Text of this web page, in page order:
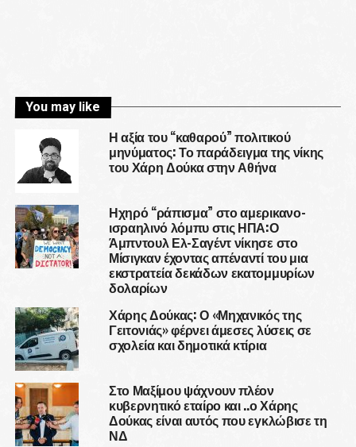
You may like
Η αξία του “καθαρού” πολιτικού
μηνύματος: Το παράδειγμα της νίκης
του Χάρη Δούκα στην Αθήνα
Ηχηρό “ράπισμα” στο αμερικανο-
ισραηλινό λόμπυ στις ΗΠΑ:Ο
Άμπντουλ Ελ-Σαγέντ νίκησε στο
Μίσιγκαν έχοντας απέναντί του μια
εκστρατεία δεκάδων εκατομμυρίων
δολαρίων
Χάρης Δούκας: Ο «Μηχανικός της
Γειτονιάς» φέρνει άμεσες λύσεις σε
σχολεία και δημοτικά κτίρια
Στο Μαξίμου ψάχνουν πλέον
κυβερνητικό εταίρο και ..ο Χάρης
Δούκας είναι αυτός που εγκλώβισε τη
ΝΔ